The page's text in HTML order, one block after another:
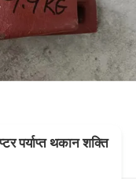
पर्याप्त थकान शक्ति